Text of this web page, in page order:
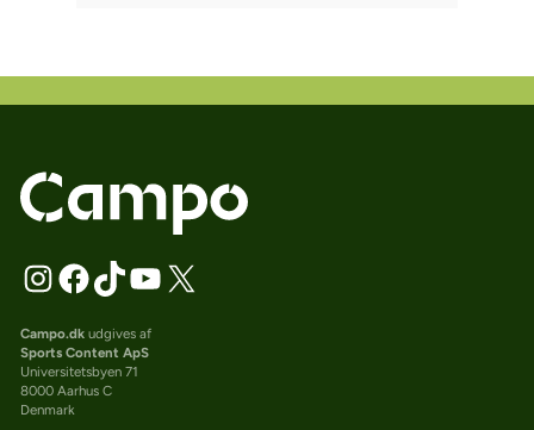
Campo.dkudgives af
Sports Content ApS
Universitetsbyen 71
8000 Aarhus C
Denmark